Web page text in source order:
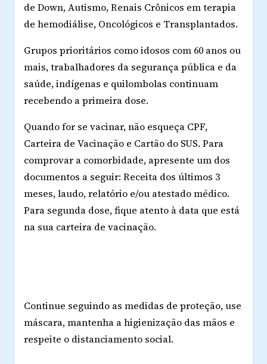
de Down, Autismo, Renais Crônicos em terapia
de hemodiálise, Oncológicos e Transplantados.
Grupos prioritários como idosos com 60 anos ou
mais, trabalhadores da segurança pública e da
saúde, indígenas e quilombolas continuam
recebendo a primeira dose.
Quando for se vacinar, não esqueça CPF,
Carteira de Vacinação e Cartão do SUS. Para
comprovar a comorbidade, apresente um dos
documentos a seguir: Receita dos últimos 3
meses, laudo, relatório e/ou atestado médico.
Para segunda dose, fique atento à data que está
na sua carteira de vacinação.
Continue seguindo as medidas de proteção, use
máscara, mantenha a higienização das mãos e
respeite o distanciamento social.